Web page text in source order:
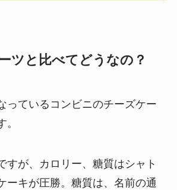
ツと比べてどうなの？
っているコンビニのチーズケー
すが、カロリー、糖質はシャト
ーキが圧勝。糖質は、名前の通